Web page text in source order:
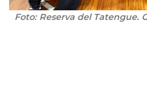
Foto: Reserva del Tatengue.